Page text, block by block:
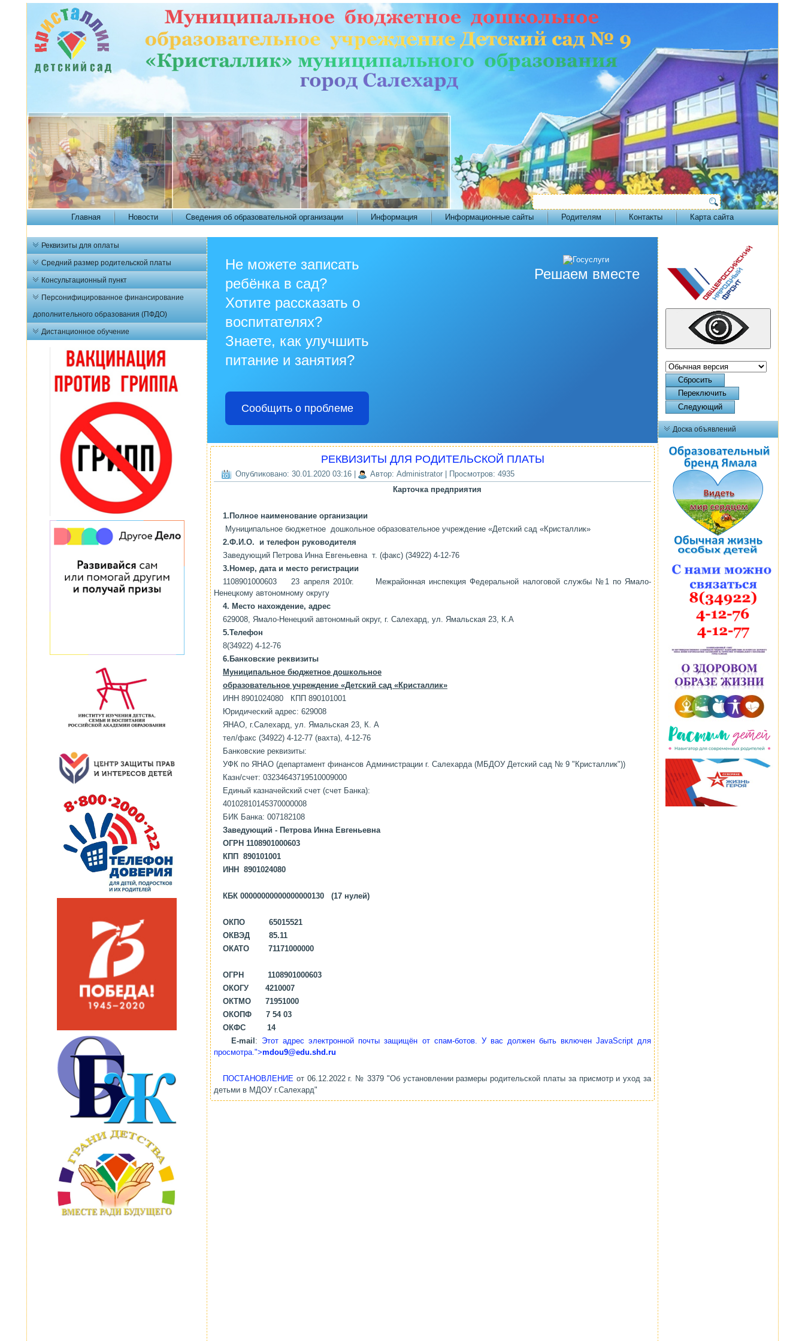
Главная Новости Сведения об образовательной организации Информация Информационные сайты Родителям Контакты Карта сайта
Реквизиты для оплаты
Средний размер родительской платы
Консультационный пункт
Персонифицированное финансирование
дополнительного образования (ПФДО)
Дистанционное обучение
Решаем вместе
Не можете записать
ребёнка в сад?
Хотите рассказать о
воспитателях?
Знаете, как улучшить
питание и занятия?
Сообщить о проблеме
РЕКВИЗИТЫ ДЛЯ РОДИТЕЛЬСКОЙ ПЛАТЫ
Опубликовано: 30.01.2020 03:16 Автор: Administrator | Просмотров: 4935
Карточка предприятия
1.Полное наименование организации
Муниципальное бюджетное дошкольное образовательное учреждение «Детский сад «Кристаллик»
2.Ф.И.О. и телефон руководителя
Заведующий Петрова Инна Евгеньевна т. (факс) (34922) 4-12-76
3.Номер, дата и место регистрации
1108901000603 23 апреля 2010г. Межрайонная инспекция Федеральной налоговой службы №1 по Ямало-
Ненецкому автономному округу
4. Место нахождение, адрес
629008, Ямало-Ненецкий автономный округ, г. Салехард, ул. Ямальская 23, К.А
5.Телефон
8(34922) 4-12-76
6.Банковские реквизиты
Муниципальное бюджетное дошкольное
образовательное учреждение «Детский сад «Кристаллик»
ИНН 8901024080 КПП 890101001
Юридический адрес: 629008
ЯНАО, г.Салехард, ул. Ямальская 23, К. А
тел/факс (34922) 4-12-77 (вахта), 4-12-76
Банковские реквизиты:
УФК по ЯНАО (департамент финансов Администрации г. Салехарда (МБДОУ Детский сад № 9 "Кристаллик"))
Казн/счет: 03234643719510009000
Единый казначейский счет (счет Банка):
40102810145370000008
БИК Банка: 007182108
Заведующий - Петрова Инна Евгеньевна
ОГРН 1108901000603
КПП 890101001
ИНН 8901024080
КБК 00000000000000000130 (17 нулей)
ОКПО 65015521
ОКВЭД 85.11
ОКАТО 71171000000
ОГРН 1108901000603
ОКОГУ 4210007
ОКТМО 71951000
ОКОПФ 7 54 03
ОКФС 14
E-mail : Этот адрес электронной почты защищён от спам-ботов. У вас должен быть включен JavaScript для
просмотра.">mdou9@edu.shd.ru
ПОСТАНОВЛЕНИЕ от 06.12.2022 г. № 3379 "Об установлении размеры родительской платы за присмотр и уход за
детьми в МДОУ г.Салехард"
Сбросить
Переключить
Следующий
Доска объявлений